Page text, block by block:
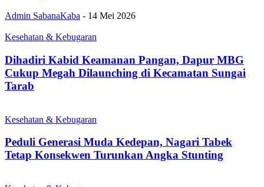
Admin SabanaKaba - 14 Mei 2026
Kesehatan & Kebugaran
Dihadiri Kabid Keamanan Pangan, Dapur MBG
Cukup Megah Dilaunching di Kecamatan Sungai
Tarab
Kesehatan & Kebugaran
Peduli Generasi Muda Kedepan, Nagari Tabek
Tetap Konsekwen Turunkan Angka Stunting